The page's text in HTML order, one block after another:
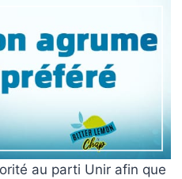
au parti Unir afin que